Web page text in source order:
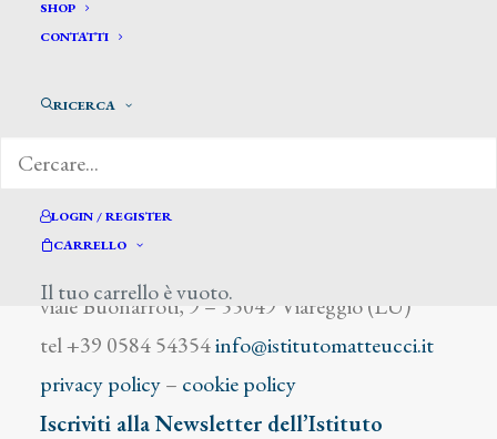
SHOP
CONTATTI
RICERCA
LOGIN / REGISTER
CARRELLO
Il tuo carrello è vuoto.
viale Buonarroti, 9 – 55049 Viareggio (LU)
tel +39 0584 54354info@istitutomatteucci.it
privacy policy– cookie policy
Iscriviti alla Newsletter dell’Istituto